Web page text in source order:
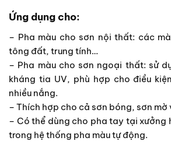
Ứng dụng cho:
– Pha màu cho sơn nội thất: các
tông đất, trung tính…
– Pha màu cho sơn ngoại thất: sử
kháng tia UV, phù hợp cho điều
nhiều nắng.
– Thích hợp cho cả sơn bóng, sơn mờ
– Có thể dùng cho pha tay tại xưởng
trong hệ thống pha màu tự động.